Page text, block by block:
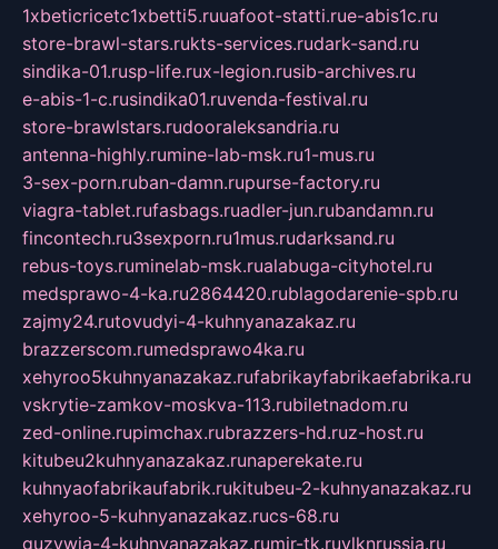
1xbeticricetc1xbetti5.ruuafoot-statti.rue-abis1c.ru
store-brawl-stars.rukts-services.rudark-sand.ru
sindika-01.rusp-life.rux-legion.rusib-archives.ru
e-abis-1-c.rusindika01.ruvenda-festival.ru
store-brawlstars.rudooraleksandria.ru
antenna-highly.rumine-lab-msk.ru1-mus.ru
3-sex-porn.ruban-damn.rupurse-factory.ru
viagra-tablet.rufasbags.ruadler-jun.rubandamn.ru
fincontech.ru3sexporn.ru1mus.rudarksand.ru
rebus-toys.ruminelab-msk.rualabuga-cityhotel.ru
medsprawo-4-ka.ru2864420.rublagodarenie-spb.ru
zajmy24.rutovudyi-4-kuhnyanazakaz.ru
brazzerscom.rumedsprawo4ka.ru
xehyroo5kuhnyanazakaz.rufabrikayfabrikaefabrika.ru
vskrytie-zamkov-moskva-113.rubiletnadom.ru
zed-online.rupimchax.rubrazzers-hd.ruz-host.ru
kitubeu2kuhnyanazakaz.runaperekate.ru
kuhnyaofabrikaufabrik.rukitubeu-2-kuhnyanazakaz.ru
xehyroo-5-kuhnyanazakaz.rucs-68.ru
guzywia-4-kuhnyanazakaz.rumir-tk.ruvlknrussia.ru